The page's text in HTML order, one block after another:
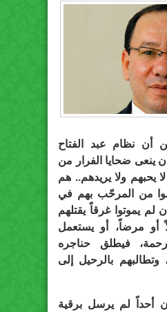
أن نظام عبد الفتاح
ينعى ضحايا الفرار من
يحبهم ولا يريدهم.. هم
من المرحّب بهم في
لم يموتوا غرقاً يقتلهم
أو مرضاً، أو يستعمل
فيطلق حناجره
وتطالبهم بالرحيل إلى
أحداً لم يرسل برقية